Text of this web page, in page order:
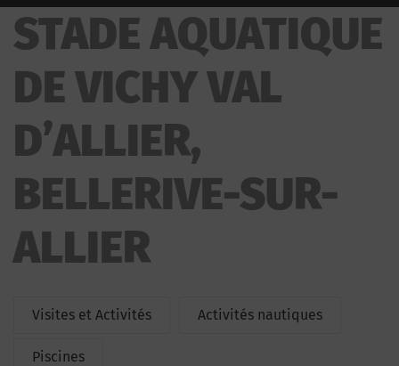
VAL D’ALLIER
STADE AQUATIQUE
DE VICHY VAL
D’ALLIER,
BELLERIVE-SUR-
ALLIER
Visites et Activités Activités nautiques
Piscines